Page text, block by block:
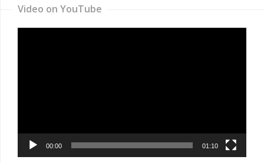
Video on YouTube
00:00 01:10